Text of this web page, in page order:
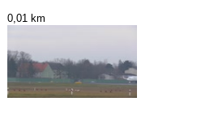
0,01 km